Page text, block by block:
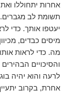
אחרות יתחוללו
תשומת לב
יעטפו אותך. כדי
מיסים כבדים,
מה. כדי לראות
והסיכויים
לרעה והוא יהיה
אחרת, בקרוב